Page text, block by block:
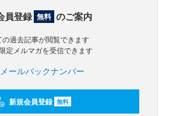
員登録 無料 のご案内
の過去記事が閲覧できます
定メルマガを受信できます
メールバックナンバー
新規会員登録 無料